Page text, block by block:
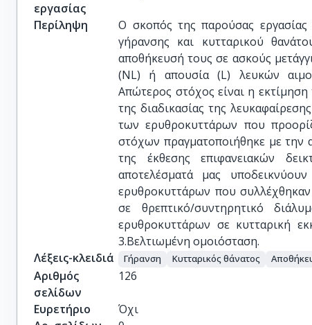
εργασίας
Περίληψη
Ο σκοπός της παρούσας εργασίας
γήρανσης και κυτταρικού
αποθήκευσή τους σε ασκούς
(NL) ή απουσία (L) λευκών
Απώτερος στόχος είναι η
της διαδικασίας της
των ερυθροκυττάρων που
στόχων πραγματοποιήθηκε με την
της έκθεσης επιφανειακών
αποτελέσματά μας
ερυθροκυττάρων που συλλέχθηκαν
σε θρεπτικό/συντηρητικό
ερυθροκυττάρων σε κυτταρική
3.Βελτιωμένη ομοιόσταση.
Λέξεις-κλειδιά
Γήρανση Κυτταρικός θάνατος
Αριθμός
σελίδων
126
Ευρετήριο
Όχι